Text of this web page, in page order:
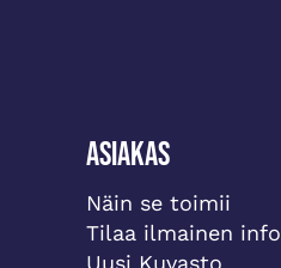
Asiakas
Näin se toimii
Tilaa ilmainen info
Uusi Kuvasto